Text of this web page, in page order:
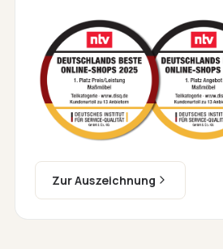
Zur Auszeichnung